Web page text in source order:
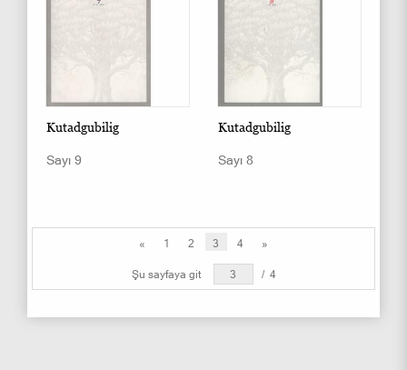
Kutadgubilig
Sayı 9
Kutadgubilig
Sayı 8
« 1 2 3 4 »
Şu sayfaya git / 4